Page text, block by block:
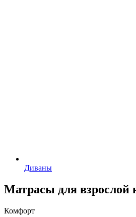
Диваны
Матрасы для взрослой
Комфорт